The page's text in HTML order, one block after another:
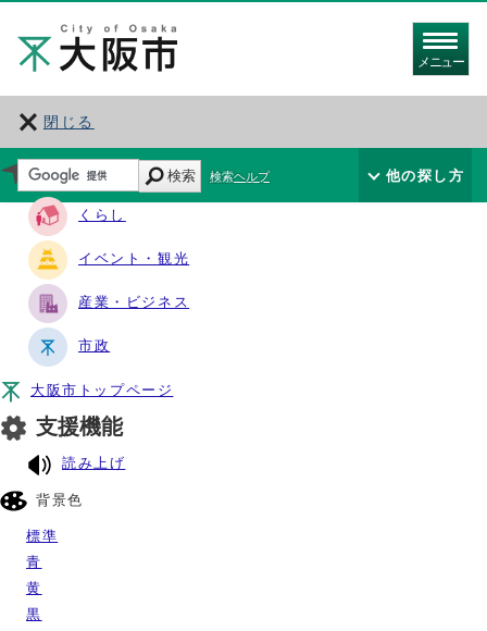
メニュー
閉じる
サイト・ナビ
くらし
イベント・観光
産業・ビジネス
市政
大阪市トップページ
支援機能
読み上げ
背景色
標準
青
黄
黒
検索 検索ヘルプ 他の探し方